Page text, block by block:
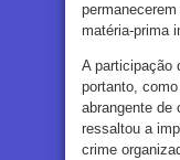
matéria-prima
A participação
portanto,
abrangente de
ressaltou a
crime